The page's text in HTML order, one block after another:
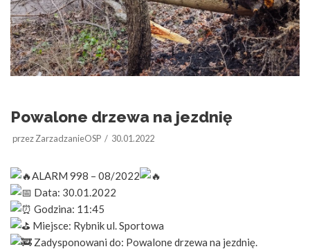
Powalone drzewa na jezdnię
przezZarzadzanieOSP 30.01.2022
ALARM 998 – 08/2022
Data: 30.01.2022
Godzina: 11:45
Miejsce: Rybnik ul. Sportowa
Zadysponowani do: Powalone drzewa na jezdnię.